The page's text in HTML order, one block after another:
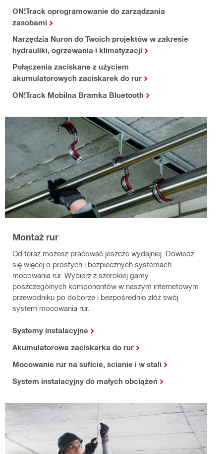
ON!Track oprogramowanie do zarządzania
zasobami
Narzędzia Nuron do Twoich projektów w zakresie
hydrauliki, ogrzewania i klimatyzacji
Połączenia zaciskane z użyciem
akumulatorowych zaciskarek do rur
ON!Track Mobilna Bramka Bluetooth
Montaż rur
Od teraz możesz pracować jeszcze wydajniej. Dowiedz
się więcej o prostych i bezpiecznych systemach
mocowania rur. Wybierz z szerokiej gamy
poszczególnych komponentów w naszym internetowym
przewodniku po doborze i bezpośrednio złóż swój
system mocowania rur.
Systemy instalacyjne
Akumulatorowa zaciskarka do rur
Mocowanie rur na suficie, ścianie i w stali
System instalacyjny do małych obciążeń